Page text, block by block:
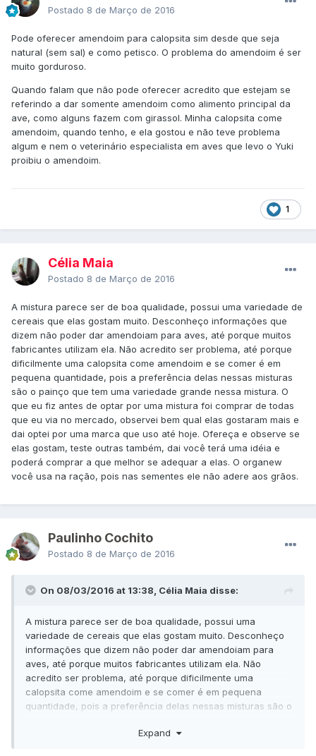
Postado 8 de Março de 2016
Pode oferecer amendoim para calopsita sim desde que seja
natural (sem sal) e como petisco. O problema do amendoim é ser
muito gorduroso.
Quando falam que não pode oferecer acredito que estejam se
referindo a dar somente amendoim como alimento principal da
ave, como alguns fazem com girassol. Minha calopsita come
amendoim, quando tenho, e ela gostou e não teve problema
algum e nem o veterinário especialista em aves que levo o Yuki
proibiu o amendoim.
1
Célia Maia
Postado 8 de Março de 2016
A mistura parece ser de boa qualidade, possui uma variedade de
cereais que elas gostam muito. Desconheço informações que
dizem não poder dar amendoiam para aves, até porque muitos
fabricantes utilizam ela. Não acredito ser problema, até porque
dificilmente uma calopsita come amendoim e se comer é em
pequena quantidade, pois a preferência delas nessas misturas
são o painço que tem uma variedade grande nessa mistura. O
que eu fiz antes de optar por uma mistura foi comprar de todas
que eu via no mercado, observei bem qual elas gostaram mais e
dai optei por uma marca que uso até hoje. Ofereça e observe se
elas gostam, teste outras também, dai você terá uma idéia e
poderá comprar a que melhor se adequar a elas. O organew
você usa na ração, pois nas sementes ele não adere aos grãos.
Paulinho Cochito
Postado 8 de Março de 2016
On 08/03/2016 at 13:38, Célia Maia disse:
A mistura parece ser de boa qualidade, possui uma
variedade de cereais que elas gostam muito. Desconheço
informações que dizem não poder dar amendoiam para
aves, até porque muitos fabricantes utilizam ela. Não
acredito ser problema, até porque dificilmente uma
calopsita come amendoim e se comer é em pequena
quantidade, pois a preferência delas nessas misturas são o
que eu fiz antes de optar por uma mistura foi comprar de
Expand